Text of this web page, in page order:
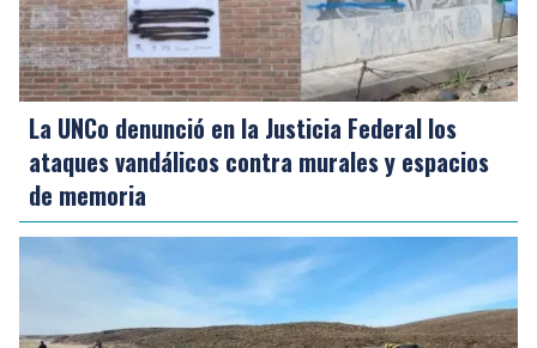
La UNCo denunció en la Justicia Federal los
ataques vandálicos contra murales y espacios
de memoria